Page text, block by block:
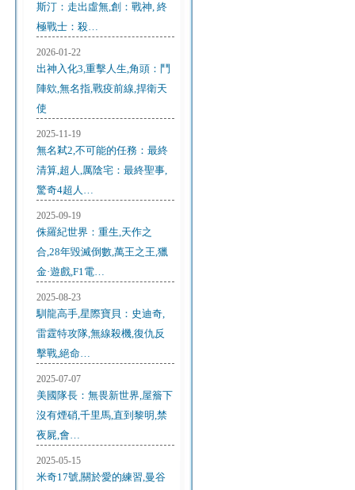
斯汀：走出虛無,創：戰神, 終
極戰士：殺…
2026-01-22
出神入化3,重擊人生,角頭：鬥
陣欸,無名指,戰疫前線,捍衛天
使
2025-11-19
無名弒2,不可能的任務：最終
清算,超人,厲陰宅：最終聖事,
驚奇4超人…
2025-09-19
侏羅紀世界：重生,天作之
合,28年毀滅倒數,萬王之王,獵
金·遊戲,F1電…
2025-08-23
馴龍高手,星際寶貝：史迪奇,
雷霆特攻隊,無線殺機,復仇反
擊戰,絕命…
2025-07-07
美國隊長：無畏新世界,屋簷下
沒有煙硝,千里馬,直到黎明,禁
夜屍,會…
2025-05-15
米奇17號,關於愛的練習,曼谷